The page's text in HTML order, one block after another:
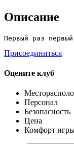
Описание
Первый раз
Присоединиться
Оцените клуб
Персонал
Безопасность
Цена
Комфорт